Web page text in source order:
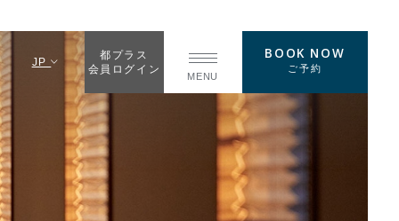
JP
都プラス
会員ログイン
MENU
BOOK NOW
ご予約